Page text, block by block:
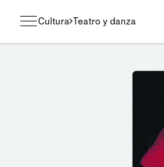
Cultura Teatro y danza